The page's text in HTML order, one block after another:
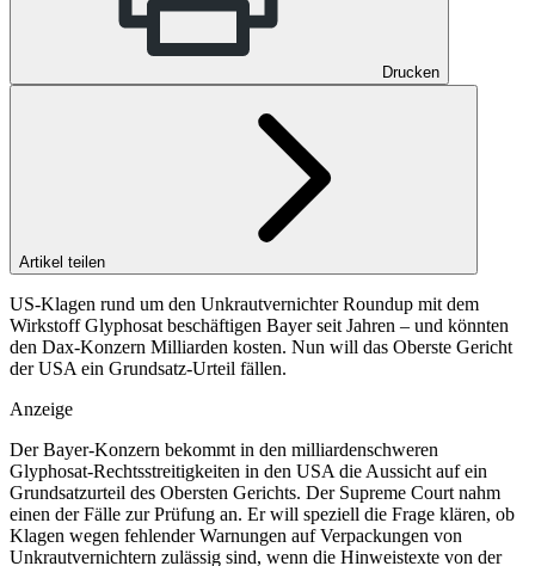
Drucken
Artikel teilen
US-Klagen rund um den Unkrautvernichter Roundup mit dem
Wirkstoff Glyphosat beschäftigen Bayer seit Jahren – und könnten
den Dax-Konzern Milliarden kosten. Nun will das Oberste Gericht
der USA ein Grundsatz-Urteil fällen.
Anzeige
Der Bayer-Konzern bekommt in den milliardenschweren
Glyphosat-Rechtsstreitigkeiten in den USA die Aussicht auf ein
Grundsatzurteil des Obersten Gerichts. Der Supreme Court nahm
einen der Fälle zur Prüfung an. Er will speziell die Frage klären, ob
Klagen wegen fehlender Warnungen auf Verpackungen von
Unkrautvernichtern zulässig sind, wenn die Hinweistexte von der